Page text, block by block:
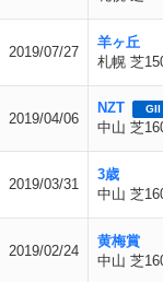
2019/07/27
羊ヶ丘
札幌 芝
2019/04/06
NZT GII
中山 芝
2019/03/31
3歳
中山 芝
2019/02/24
黄梅賞
中山 芝